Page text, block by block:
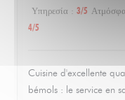
Υπηρεσία : 3/5
4/5
Cuisine d'excellente
bémols : le service en